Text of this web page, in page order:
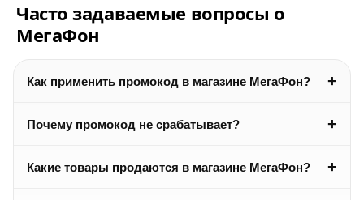
Часто задаваемые вопросы о
МегаФон
Как применить промокод в магазине МегаФон? +
Почему промокод не срабатывает? +
Какие товары продаются в магазине МегаФон? +